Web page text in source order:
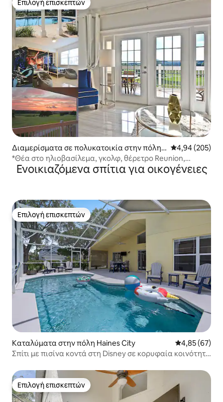
Επιλογή επισκεπτών
Επιλογή επισκεπτών
Διαμερίσματα σε πολυκατοικία στην πόλη
Kissimmee
Μέση
4,94 (205)
*Θέα στο ηλιοβασίλεμα, γκολφ, θέρετρο Reunion,
πισίνες, Disney
Ενοικιαζόμενα σπίτια για οικογένειες
Επιλογή επισκεπτών
Επιλογή επισκεπτών
Καταλύματα στην πόλη Haines City Μέση
4,85 (67)
Σπίτι με πισίνα κοντά στη Disney σε κορυφαία κοινότητα
Επιλογή επισκεπτών
Επιλογή επισκεπτών